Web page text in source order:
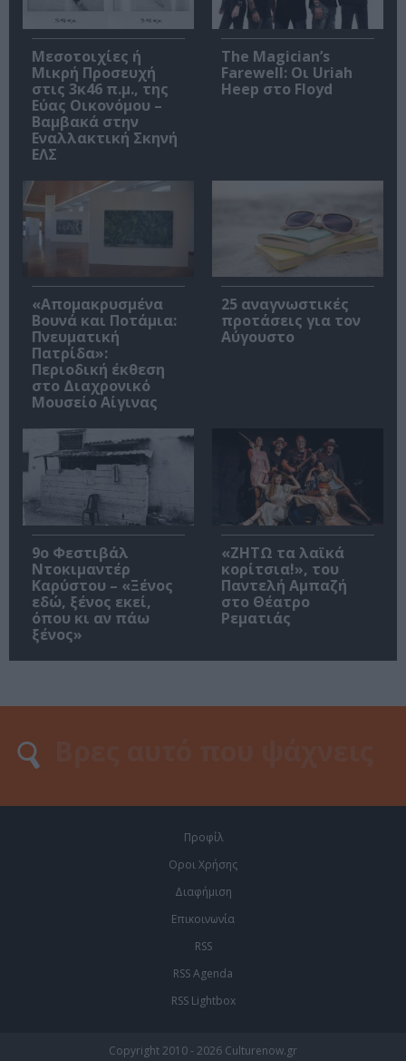
Μεσοτοιχίες ή
Μικρή Προσευχή
στις 3κ46 π.μ., της
Εύας Οικονόμου –
Βαμβακά στην
Εναλλακτική Σκηνή
ΕΛΣ
The Magician’s
Farewell: Οι Uriah
Heep στο Floyd
«Απομακρυσμένα
Βουνά και Ποτάμια:
Πνευματική
Πατρίδα»:
Περιοδική έκθεση
στο Διαχρονικό
Μουσείο Αίγινας
25 αναγνωστικές
προτάσεις για τον
Αύγουστο
9ο Φεστιβάλ
Ντοκιμαντέρ
Καρύστου – «Ξένος
εδώ, ξένος εκεί,
όπου κι αν πάω
ξένος»
«ΖΗΤΩ τα λαϊκά
κορίτσια!», του
Παντελή Αμπαζή
στο Θέατρο
Ρεματιάς
Προφίλ
Οροι Χρήσης
Διαφήμιση
Επικοινωνία
RSS
RSS Agenda
RSS Lightbox
Copyright 2010 - 2026 Culturenow.gr